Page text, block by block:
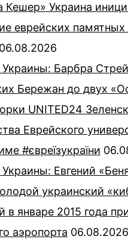
Кешер» Украина
еврейских памятных
06.08.2026
Украины: Барбра
Бережан до двух
UNITED24
Еврейского
#євреїзукраїни
Евгений
украинский
в январе 2015 года
аэропорта 06.08.2026